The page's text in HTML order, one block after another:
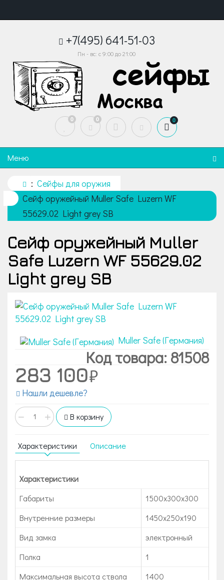
+7(495) 641-51-03
Пн - вс: с 9:00 до 21:00
0 0 0
Меню
Сейфы для оружия
Сейф оружейный Muller Safe Luzern WF
55629.02 Light grey SB
Сейф оружейный Muller
Safe Luzern WF 55629.02
Light grey SB
Muller Safe (Германия)
Код товара: 81508
283 100
Нашли дешевле?
− + В корзину
Характеристики Описание
Характеристики
Габариты
1500х300х300
Внутренние размеры
1450х250х190
Вид замка
электронный
Полка
1
Максимальная высота ствола
1400